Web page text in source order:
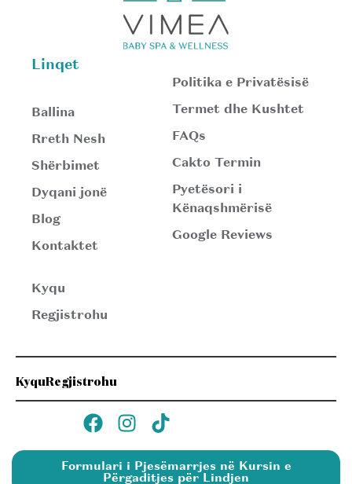
Linqet
Ballina
Rreth Nesh
Shërbimet
Dyqani jonë
Blog
Kontaktet
Kyqu
Regjistrohu
Politika e Privatësisë
Termet dhe Kushtet
FAQs
Cakto Termin
Pyetësori i
Kënaqshmërisë
Google Reviews
KyquRegjistrohu
Formulari i Pjesëmarrjes në Kursin e
Përgaditjes për Lindjen